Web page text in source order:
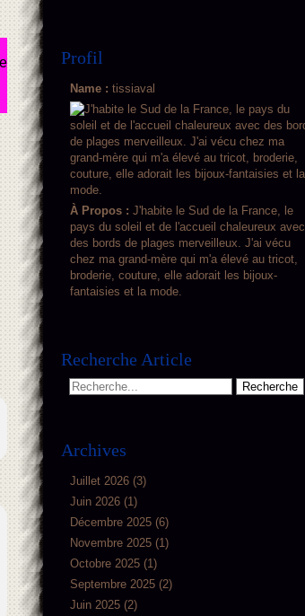
Profil
Name : tissiaval
À Propos : J'habite le Sud de la France, le
pays du soleil et de l'accueil chaleureux avec
des bords de plages merveilleux. J'ai vécu
chez ma grand-mère qui m'a élevé au tricot,
broderie, couture, elle adorait les bijoux-
fantaisies et la mode.
Recherche Article
Archives
Juillet 2026 (3)
Juin 2026 (1)
Décembre 2025 (6)
Novembre 2025 (1)
Octobre 2025 (1)
Septembre 2025 (2)
Juin 2025 (2)